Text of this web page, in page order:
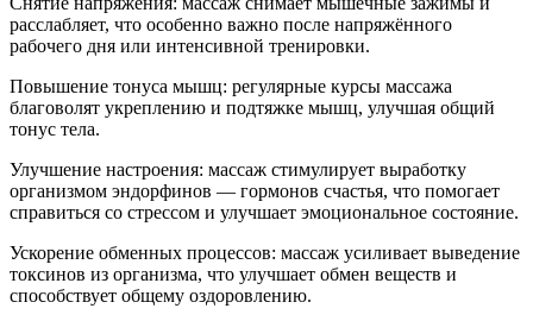
расслабляет, что особенно важно после напряжённого
рабочего дня или интенсивной тренировки.
Повышение тонуса мышц: регулярные курсы массажа
благоволят укреплению и подтяжке мышц, улучшая общий
тонус тела.
Улучшение настроения: массаж стимулирует выработку
организмом эндорфинов — гормонов счастья, что помогает
справиться со стрессом и улучшает эмоциональное состояние.
Ускорение обменных процессов: массаж усиливает выведение
токсинов из организма, что улучшает обмен веществ и
способствует общему оздоровлению.